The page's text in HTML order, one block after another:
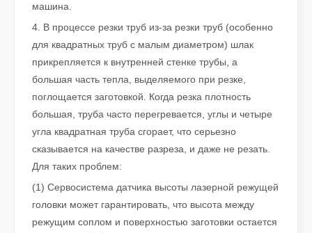
В области обработки и реставрации поверхностей лазерное
машина.
4. В процессе резки труб из-за резки труб (особенно
для квадратных труб с малым диаметром) шлак
прикрепляется к внутренней стенке трубы, а
большая часть тепла, выделяемого при резке,
поглощается заготовкой. Когда резка плотность
большая, труба часто перегревается, углы и четыре
угла квадратная труба сгорает, что серьезно
сказывается на качестве разреза, и даже не резать.
Для таких проблем:
(1) Сервосистема датчика высоты лазерной режущей
головки может гарантировать, что высота между
режущим соплом и поверхностью заготовки остается